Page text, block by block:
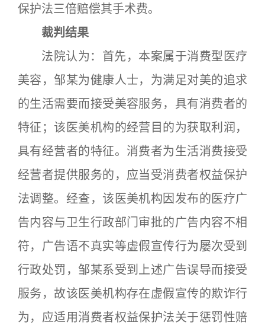
保护法三倍赔偿其手术费。
裁判结果
法院认为：首先，本案属于消费型医疗
美容，邹某为健康人士，为满足对美的追求
的生活需要而接受美容服务，具有消费者的
特征；该医美机构的经营目的为获取利润，
具有经营者的特征。消费者为生活消费接受
经营者提供服务的，应当受消费者权益保护
法调整。经查，该医美机构因发布的医疗广
告内容与卫生行政部门审批的广告内容不相
符，广告语不真实等虚假宣传行为屡次受到
行政处罚，邹某系受到上述广告误导而接受
服务，故该医美机构存在虚假宣传的欺诈行
为，应适用消费者权益保护法关于惩罚性赔